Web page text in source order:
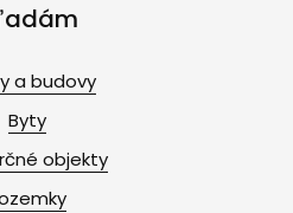
a budovy
Byty
objekty